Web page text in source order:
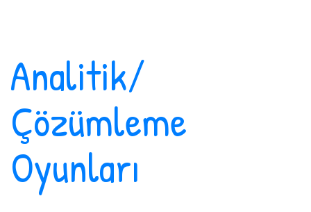
Analitik/
Çözümleme
Oyunları